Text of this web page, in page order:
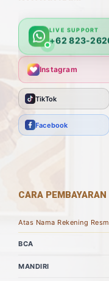
LIVE SUPPORT
+62 823-
Instagram
TikTok
Facebook
CARA PEMBAYARAN
Atas Nama Rekening
BCA
MANDIRI